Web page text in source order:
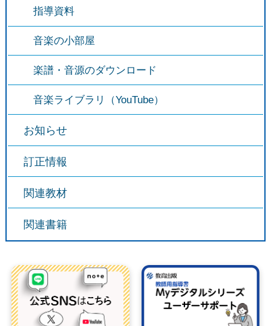
指導資料
音楽の小部屋
楽譜・音源のダウンロード
音楽ライブラリ（YouTube）
お知らせ
訂正情報
関連教材
関連書籍